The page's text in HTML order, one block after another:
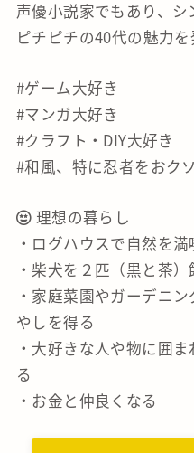
声優小説家でもあり、シ
ピチピチの40代の魅力を
#ゲーム大好き
#マンガ大好き
#クラフト・DIY大好き
#和風、特に忍者をおク
理想の暮らし
・ログハウスで自然を満
・柴犬を２匹（黒と茶）
・家庭菜園やガーデニ
やしを得る
・大好きな人や物に囲
る
・お金と仲良くなる